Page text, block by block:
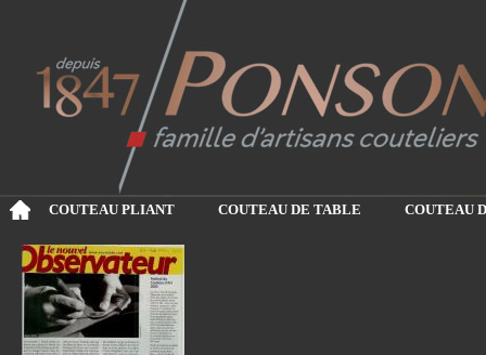
COUTEAU PLIANT COUTEAU DE TABLE COUTEAU